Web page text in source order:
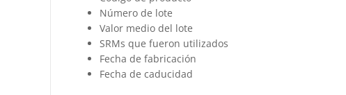
Número de lote
Valor medio del lote
SRMs que fueron utilizados
Fecha de fabricación
Fecha de caducidad